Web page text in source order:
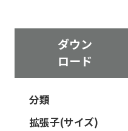
ダウン
ロード
分類
拡張子(サイズ)